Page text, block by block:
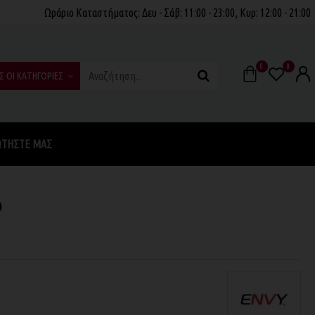
Ωράριο Καταστήματος: Δευ - Σάβ: 11:00 - 23:00, Κυρ: 12:00 - 21:00
0 0
ΟΙ ΚΑΤΗΓΟΡΙΕΣ
ΜΑΣ